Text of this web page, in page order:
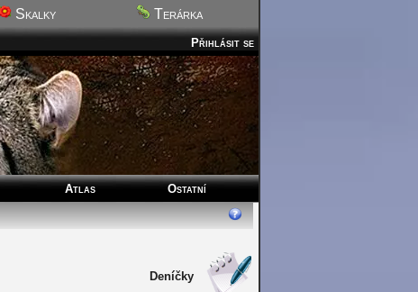
Skalky Terárka
Přihlásit se
Atlas
Ostatní
Deníčky